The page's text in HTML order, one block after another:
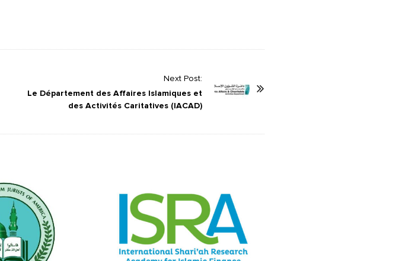
Next Post:
Le Département des Affaires Islamiques et
des Activités Caritatives (IACAD)